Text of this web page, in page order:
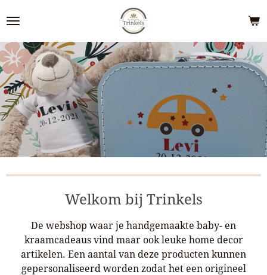
direct
naar
de
hoofdinhoud
Welkom bij Trinkels
De webshop waar je handgemaakte baby- en
kraamcadeaus vind maar ook leuke home decor
artikelen. Een aantal van deze producten kunnen
gepersonaliseerd worden zodat het een origineel